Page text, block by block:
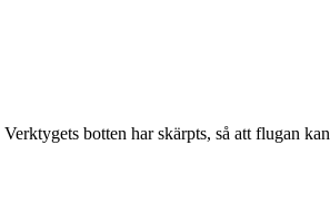
Verktygets botten har skärpts, så att flugan